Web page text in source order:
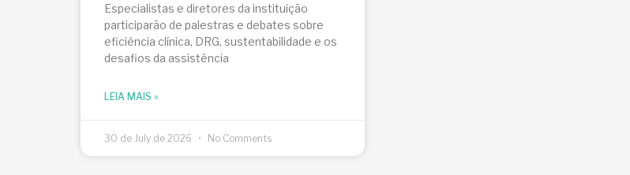
Especialistas e diretores da instituição
participarão de palestras e debates sobre
eficiência clínica, DRG, sustentabilidade e os
desafios da assistência
LEIA MAIS »
30 de July de 2026 No Comments